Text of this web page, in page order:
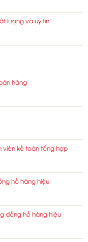
lượng và uy tín
hàng
viên kế toán tổng hợp
hồ hàng hiệu
đồng hồ hàng hiệu